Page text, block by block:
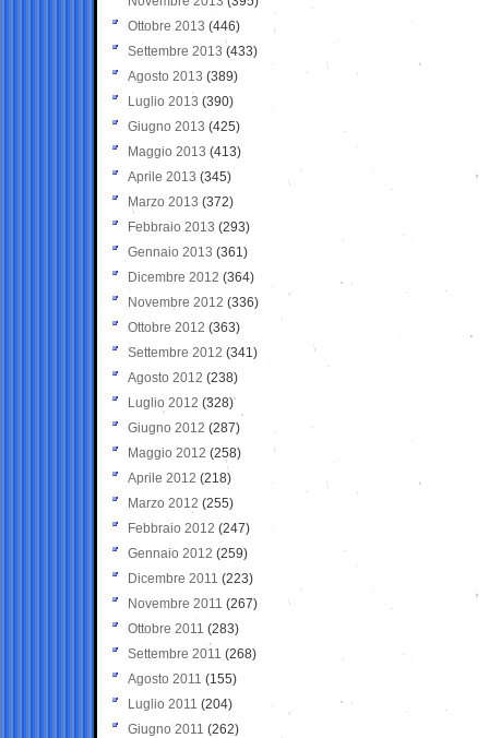
Ottobre 2013 (446)
Settembre 2013 (433)
Agosto 2013 (389)
Luglio 2013 (390)
Giugno 2013 (425)
Maggio 2013 (413)
Aprile 2013 (345)
Marzo 2013 (372)
Febbraio 2013 (293)
Gennaio 2013 (361)
Dicembre 2012 (364)
Novembre 2012 (336)
Ottobre 2012 (363)
Settembre 2012 (341)
Agosto 2012 (238)
Luglio 2012 (328)
Giugno 2012 (287)
Maggio 2012 (258)
Aprile 2012 (218)
Marzo 2012 (255)
Febbraio 2012 (247)
Gennaio 2012 (259)
Dicembre 2011 (223)
Novembre 2011 (267)
Ottobre 2011 (283)
Settembre 2011 (268)
Agosto 2011 (155)
Luglio 2011 (204)
Giugno 2011 (262)